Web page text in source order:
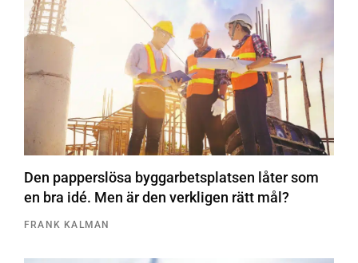
Den papperslösa byggarbetsplatsen låter som
en bra idé. Men är den verkligen rätt mål?
FRANK KALMAN